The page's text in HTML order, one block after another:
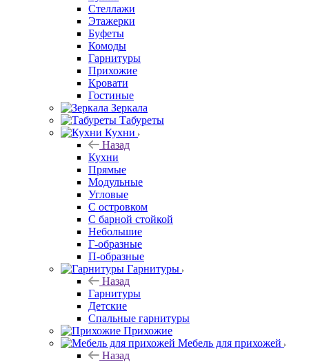
Стеллажи
Этажерки
Буфеты
Комоды
Гарнитуры
Прихожие
Кровати
Гостиные
Зеркала
Табуреты
Кухни
Назад
Кухни
Прямые
Модульные
Угловые
С островком
С барной стойкой
Небольшие
Г-образные
П-образные
Гарнитуры
Назад
Гарнитуры
Детские
Спальные гарнитуры
Прихожие
Мебель для прихожей
Назад